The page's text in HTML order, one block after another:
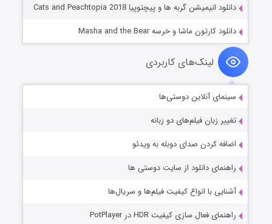
دانلود انیمیشن گربه ها و پیچتوپیا Cats and Peachtopia 2018
دانلود کارتون ماشا و خرسه Masha and the Bear
لینک‌های کاربردی
سینمای آنلاین دوستی‌ها
تغییر زبان فیلم‌های دو زبانه
اضافه کردن صدای دوبله به ویدئو
راهنمای دانلود از سایت دوستی ها
آشنایی با انواع کیفیت فیلم‌ها و سریال‌ها
راهنمای فعال سازی کیفیت HDR در PotPlayer